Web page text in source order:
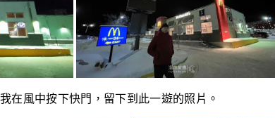
在風中按下快門，留下到此一遊的照片。